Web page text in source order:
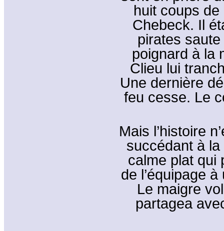
huit coups
Chebeck. Il
pirates
poignard à la
Clieu lui
Une dernière
feu cesse. Le
Mais l’histoire
succédant à
calme plat qui
de l’équipage
Le maigre
partagea